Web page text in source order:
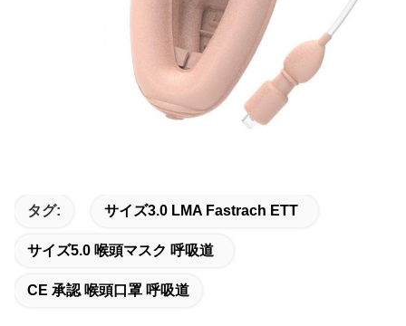
タグ: サイズ3.0 LMA Fastrach ETT
サイズ5.0 喉頭マスク 呼吸道
CE 承認 喉頭口罩 呼吸道